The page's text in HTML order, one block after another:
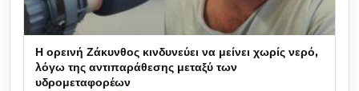
Η ορεινή Ζάκυνθος κινδυνεύει να μείνει χωρίς νερό,
λόγω της αντιπαράθεσης μεταξύ των
υδρομεταφορέων